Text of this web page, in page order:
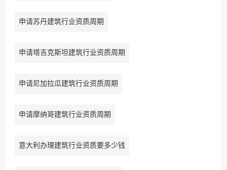
申请苏丹建筑行业资质周期
申请塔吉克斯坦建筑行业资质周期
申请尼加拉瓜建筑行业资质周期
申请摩纳哥建筑行业资质周期
意大利办理建筑行业资质要多少钱